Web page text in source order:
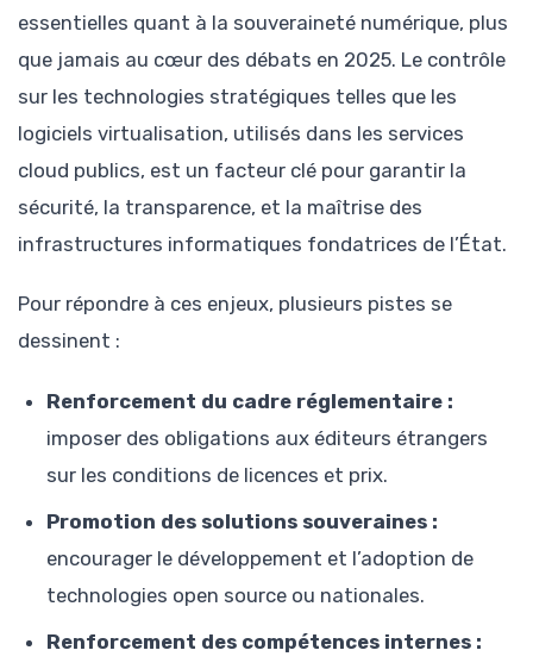
essentielles quant à la souveraineté numérique, plus
que jamais au cœur des débats en 2025. Le contrôle
sur les technologies stratégiques telles que les
logiciels virtualisation, utilisés dans les services
cloud publics, est un facteur clé pour garantir la
sécurité, la transparence, et la maîtrise des
infrastructures informatiques fondatrices de l’État.
Pour répondre à ces enjeux, plusieurs pistes se
dessinent :
Renforcement du cadre réglementaire :
imposer des obligations aux éditeurs étrangers
sur les conditions de licences et prix.
Promotion des solutions souveraines :
encourager le développement et l’adoption de
technologies open source ou nationales.
Renforcement des compétences internes :